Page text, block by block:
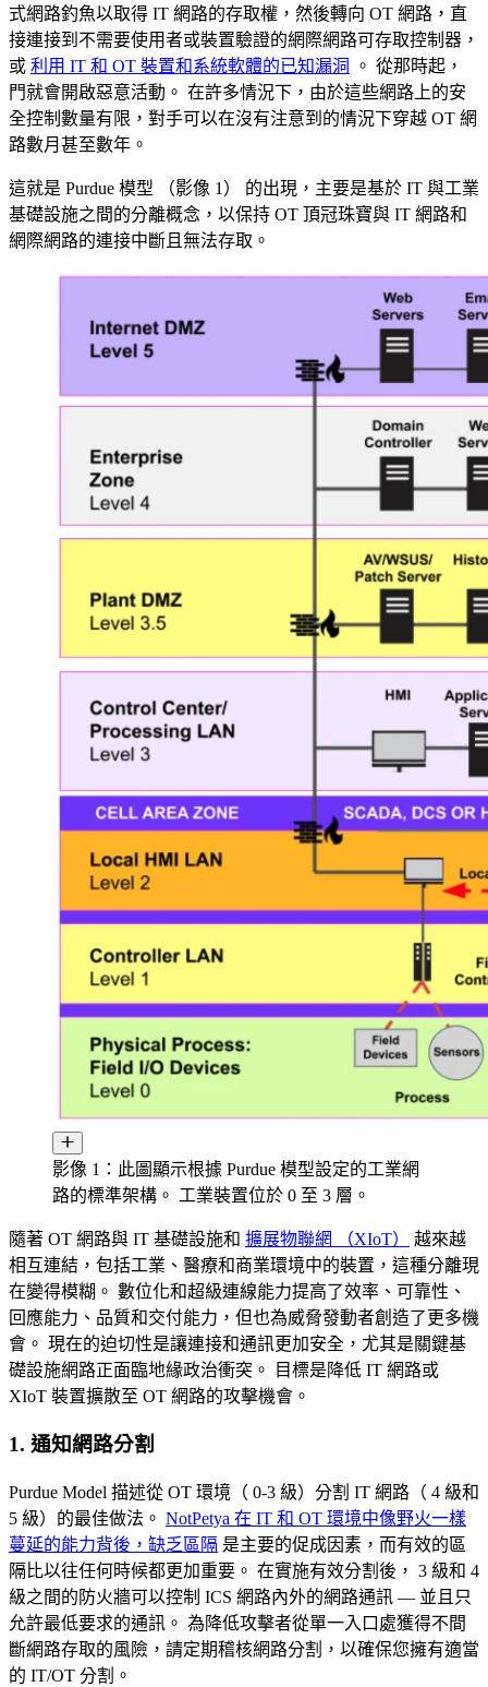
式網路釣魚以取得 IT 網路的存取權，然後轉向 OT 網路，直
接連接到不需要使用者或裝置驗證的網際網路可存取控制器，
或 利用 IT 和 OT 裝置和系統軟體的已知漏洞
。 從那時起，
門就會開啟惡意活動。 在許多情況下，由於這些網路上的安
全控制數量有限，對手可以在沒有注意到的情況下穿越 OT 網
路數月甚至數年。
這就是 Purdue 模型 （影像 1） 的出現，主要是基於 IT 與工業
基礎設施之間的分離概念，以保持 OT 頂冠珠寶與 IT 網路和
網際網路的連接中斷且無法存取。
影像 1：此圖顯示根據 Purdue 模型設定的工業網
路的標準架構。 工業裝置位於 0 至 3 層。
隨著 OT 網路與 IT 基礎設施和 擴展物聯網 （XIoT）
越來越
相互連結，包括工業、醫療和商業環境中的裝置，這種分離現
在變得模糊。 數位化和超級連線能力提高了效率、可靠性、
回應能力、品質和交付能力，但也為威脅發動者創造了更多機
會。 現在的迫切性是讓連接和通訊更加安全，尤其是關鍵基
礎設施網路正面臨地緣政治衝突。 目標是降低 IT 網路或
XIoT 裝置擴散至 OT 網路的攻擊機會。
1. 通知網路分割
Purdue Model 描述從 OT 環境（ 0-3 級）分割 IT 網路（ 4 級和
5 級）的最佳做法。 NotPetya 在 IT 和 OT 環境中像野火一樣
蔓延的能力背後，缺乏區隔 是主要的促成因素，而有效的區
隔比以往任何時候都更加重要。 在實施有效分割後， 3 級和 4
級之間的防火牆可以控制 ICS 網路內外的網路通訊 — 並且只
允許最低要求的通訊。 為降低攻擊者從單一入口處獲得不間
斷網路存取的風險，請定期稽核網路分割，以確保您擁有適當
的 IT/OT 分割。